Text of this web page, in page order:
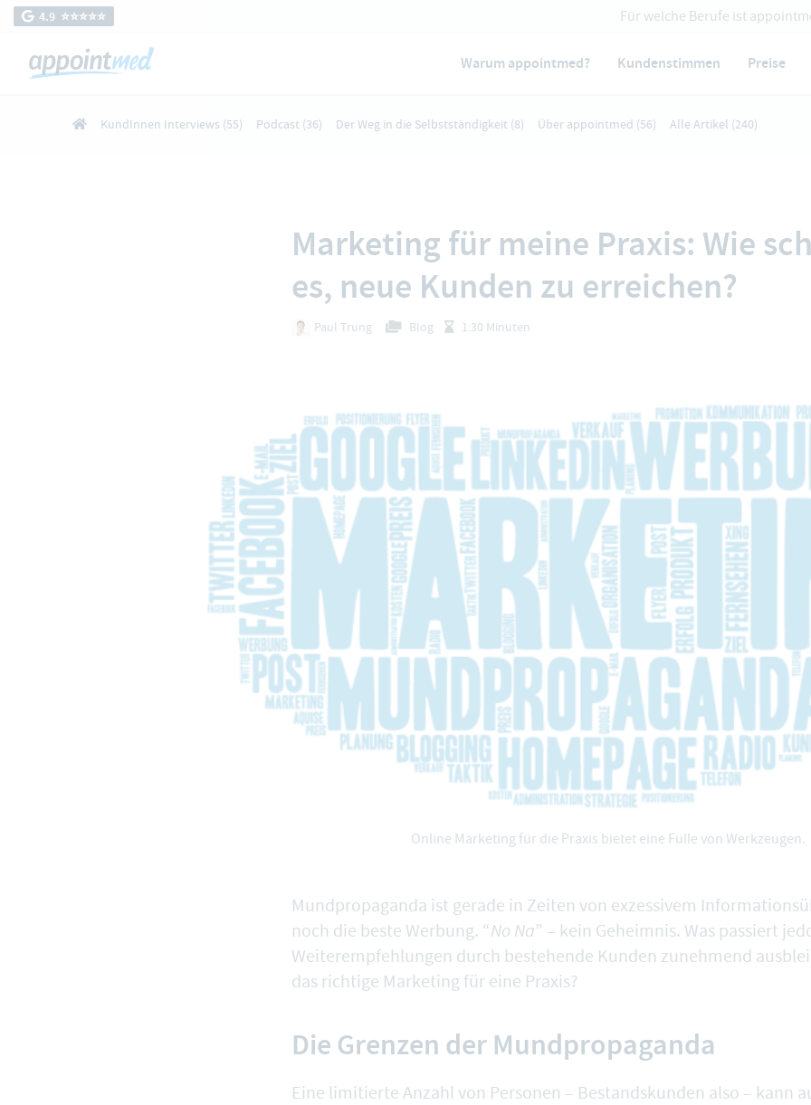
4.9 ⭐️⭐️⭐️⭐️⭐️ Für welche Berufe ist
Warum appointmed? Kundenstimmen Preise
KundInnen Interviews (55) Podcast (36) Der Weg in die Selbstständigkeit (8) Über appointmed (56) Alle Artikel (240)
Marketing für meine Praxis: Wie
es, neue Kunden zu erreichen?
Paul Trung Blog 1:30 Minuten
Online Marketing für die Praxis bietet eine Fülle von Werkzeugen.
Mundpropaganda ist gerade in Zeiten von exzessivem
noch die beste Werbung. “No Na” – kein Geheimnis. Was passiert
Weiterempfehlungen durch bestehende Kunden zunehmend
das richtige Marketing für eine Praxis?
Die Grenzen der Mundpropaganda
Eine limitierte Anzahl von Personen – Bestandskunden also – kann